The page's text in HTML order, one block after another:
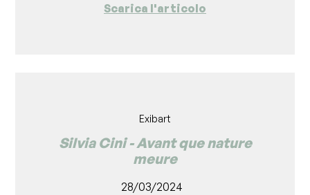
Scarica l'articolo
Exibart
Silvia Cini - Avant que nature
meure
28/03/2024